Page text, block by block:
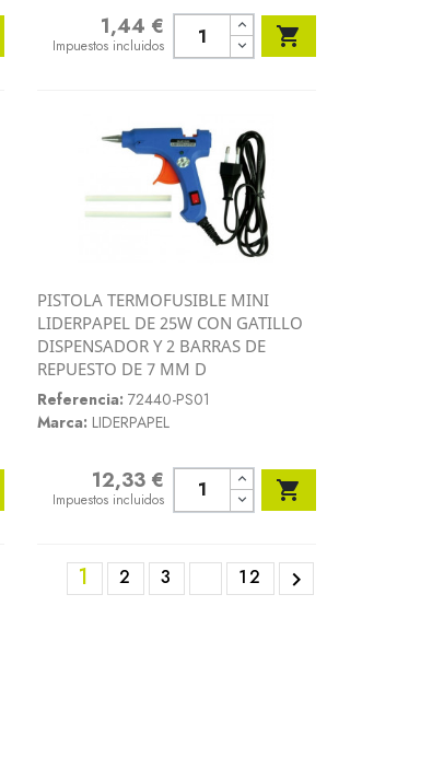
1,44 €
Impuestos incluidos 
Vista rápida
PISTOLA TERMOFUSIBLE MINI
LIDERPAPEL DE 25W CON GATILLO
DISPENSADOR Y 2 BARRAS DE
REPUESTO DE 7 MM D
Referencia: 72440-PS01
Marca: LIDERPAPEL
Precio12,33 €
Impuestos incluidos 
1 2 3 12 